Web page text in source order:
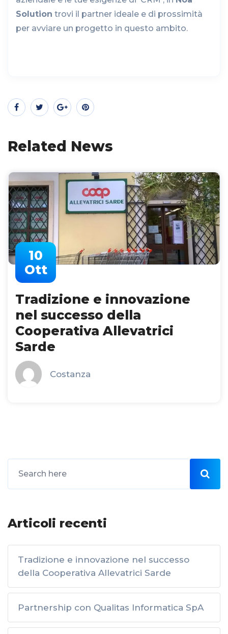
Solution trovi il partner ideale e di prossimità
per avviare un progetto in questo ambito.
Related News
10
Ott
Tradizione e innovazione
nel successo della
Cooperativa Allevatrici
Sarde
Costanza
Articoli recenti
Tradizione e innovazione nel successo
della Cooperativa Allevatrici Sarde
Partnership con Qualitas Informatica SpA